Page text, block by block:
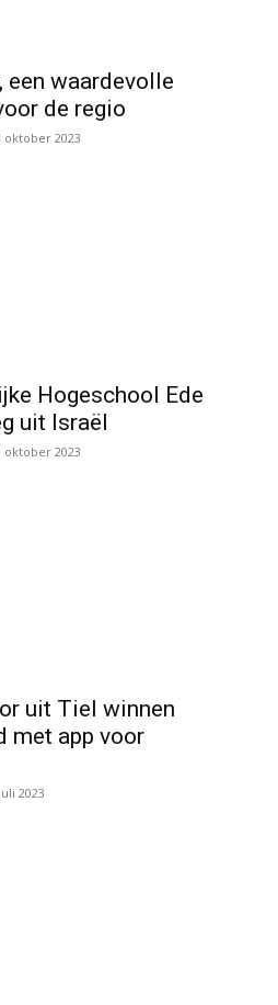
een waardevolle
de regio
oktober 2023
Hogeschool Ede
uit Israël
oktober 2023
uit Tiel winnen
met app voor
2023